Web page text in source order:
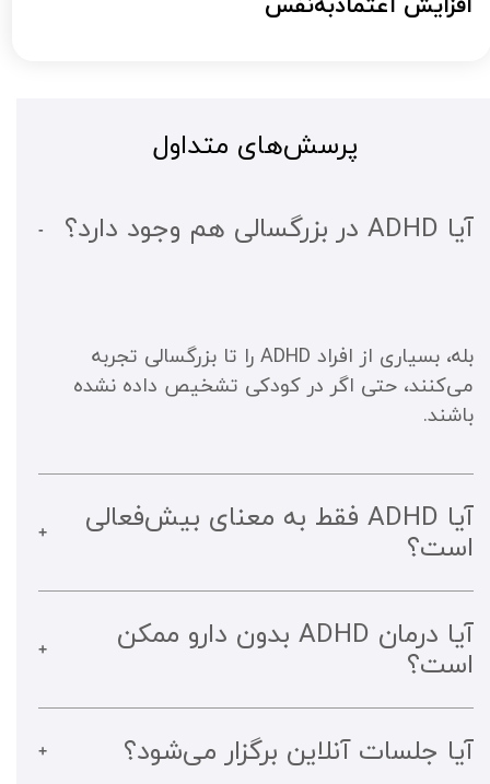
پرسش‌های متداول
آیا ADHD در بزرگسالی هم وجود دارد؟
باشند.
آیا ADHD فقط به معنای بیش‌فعالی
است؟
آیا درمان ADHD بدون دارو ممکن
است؟
آیا جلسات آنلاین برگزار می‌شود؟